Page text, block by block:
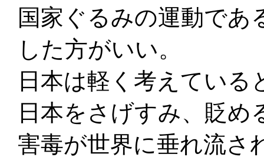
国家ぐるみの運動であ
した方がいい。
日本は軽く考えてい
日本をさげすみ、貶め
害毒が世界に垂れ流さ